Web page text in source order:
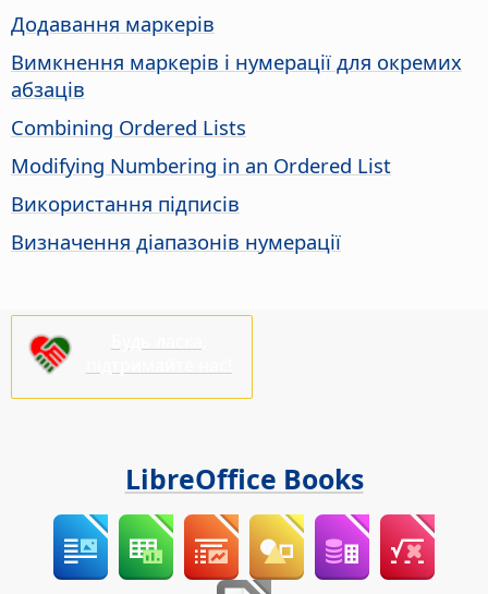
Додавання маркерів
Вимкнення маркерів і нумерації для окремих
абзаців
Combining Ordered Lists
Modifying Numbering in an Ordered List
Використання підписів
Визначення діапазонів нумерації
LibreOffice Books